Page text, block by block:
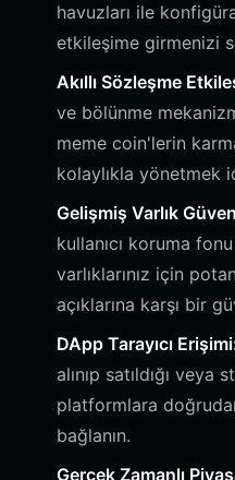
havuzları ile
etkileşime girmenizi
Akıllı Sözleşme
ve bölünme
meme coin'lerin
kolaylıkla yönetmek
Gelişmiş Varlık
kullanıcı koruma
varlıklarınız için
açıklarına karşı bir
DApp Tarayıcı
alınıp satıldığı
platformlara
bağlanın.
Gerçek Zamanlı